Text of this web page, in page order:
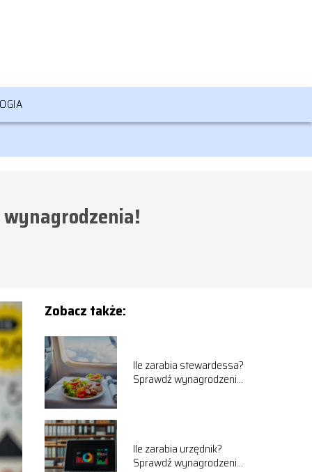
Zobacz także:
Ile zarabia stewardessa?
Sprawdź wynagrodzenia
Ile zarabia urzędnik?
Sprawdź wynagrodzenia